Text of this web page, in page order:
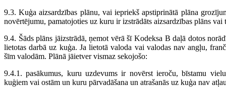
9.3. Kuģa aizsardzības plānu, vai iepriekš apstiprinātā plāna
novērtējumu, pamatojoties uz kuru ir izstrādāts aizsardzības plāns
9.4. Šāds plāns jāizstrādā, ņemot vērā šī Kodeksa B daļā dotos
lietotas darbā uz kuģa. Ja lietotā valoda vai valodas nav angļu,
šīm valodām. Plānā jāietver vismaz sekojošo:
9.4.1. pasākumus, kuru uzdevums ir novērst ieroču, bīstamu
kuģiem vai ostām un kuru pārvadāšana un atrašanās uz kuģa nav